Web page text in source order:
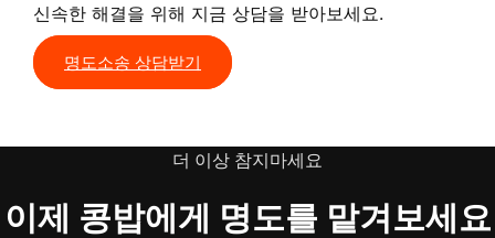
신속한 해결을 위해 지금 상담을 받아보세요.
명도소송 상담받기
더 이상 참지마세요
이제 콩밥에게 명도를 맡겨보세요